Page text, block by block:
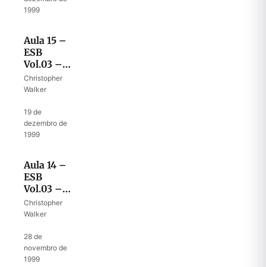
de Balaão
1999
Aula 15 –
ESB
Vol.03 –
40º Ano
no
VI – As
Duas
Armas de
Christopher
Walker
19 de
dezembro de
1999
Aula 14 –
ESB
Vol.03 –
40º Ano
no
– Vitórias
nas
Guerras
Christopher
Walker
28 de
novembro de
1999